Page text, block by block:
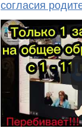
согласия